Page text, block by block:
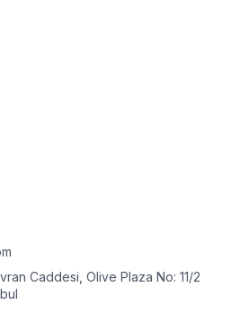
Caddesi, Olive Plaza No: 11/2